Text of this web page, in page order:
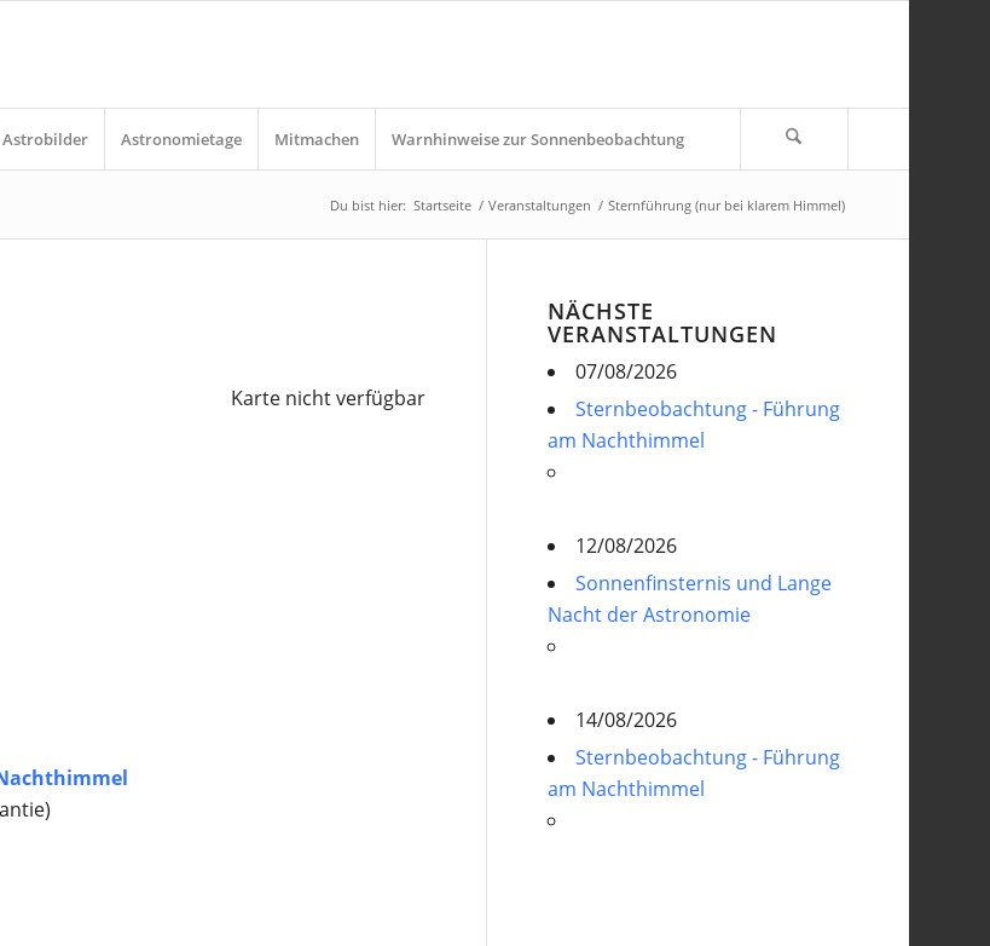
Astrobilder Astronomietage Mitmachen Warnhinweise zur Sonnenbeobachtung
Du bist hier: Startseite / Veranstaltungen / Sternführung (nur bei klarem Himmel)
Karte nicht verfügbar
NÄCHSTE
VERANSTALTUNGEN
07/08/2026
Sternbeobachtung - Führung
am Nachthimmel
12/08/2026
Sonnenfinsternis und Lange
Nacht der Astronomie
14/08/2026
Sternbeobachtung - Führung
am Nachthimmel